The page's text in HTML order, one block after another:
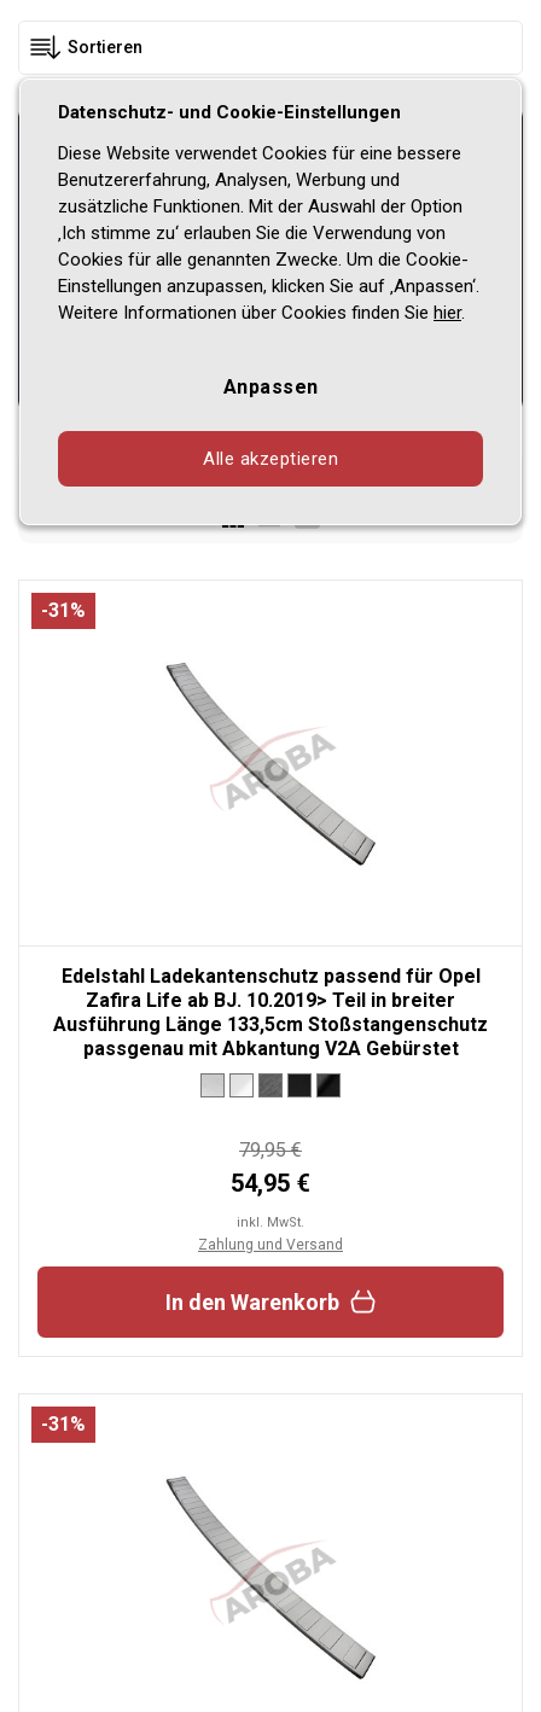
Bitte Fahrzeug wählen
Automarke
Modell
Baureihe
von
-31%
Edelstahl Ladekantenschutz passend für Opel
Zafira Life ab BJ. 10.2019> Teil in breiter
Ausführung Länge 133,5cm Stoßstangenschutz
passgenau mit Abkantung V2A Gebürstet
79,95 €
54,95 €
inkl. MwSt.
Zahlung und Versand
In den Warenkorb
-31%
Datenschutz- und Cookie-Einstellungen
Diese Website verwendet Cookies für eine bessere
Benutzererfahrung, Analysen, Werbung und
zusätzliche Funktionen. Mit der Auswahl der Option
‚Ich stimme zu‘ erlauben Sie die Verwendung von
Cookies für alle genannten Zwecke. Um die Cookie-
Einstellungen anzupassen, klicken Sie auf ‚Anpassen‘.
Weitere Informationen über Cookies finden Sie hier.
Anpassen
Alle akzeptieren